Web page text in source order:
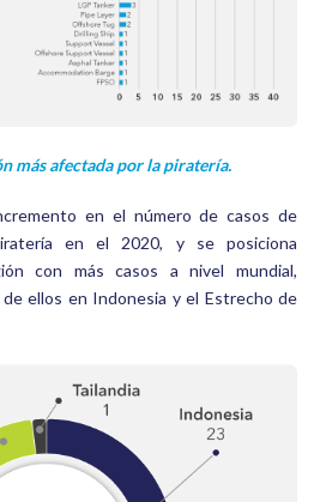
más afectada por la piratería.
en el número de casos de
en el 2020, y se posiciona
con más casos a nivel mundial,
ellos en Indonesia y el Estrecho de